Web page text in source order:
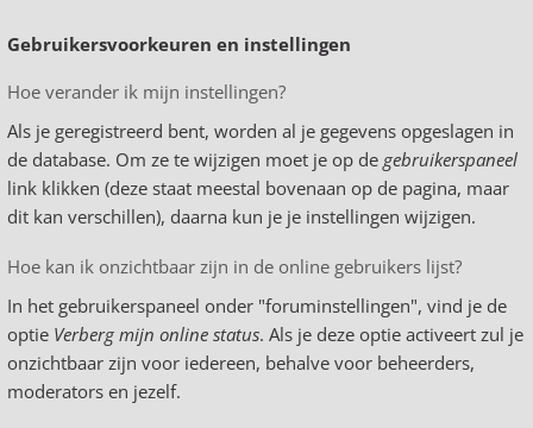
Gebruikersvoorkeuren en instellingen
Hoe verander ik mijn instellingen?
Als je geregistreerd bent, worden al je gegevens opgeslagen in
de database. Om ze te wijzigen moet je op de gebruikerspaneel
link klikken (deze staat meestal bovenaan op de pagina, maar
dit kan verschillen), daarna kun je je instellingen wijzigen.
Hoe kan ik onzichtbaar zijn in de online gebruikers lijst?
In het gebruikerspaneel onder "foruminstellingen", vind je de
optie Verberg mijn online status. Als je deze optie activeert zul je
onzichtbaar zijn voor iedereen, behalve voor beheerders,
moderators en jezelf.